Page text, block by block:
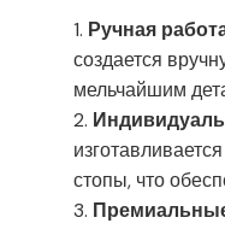
Ручная
создается
мельчайшим
стопы, что